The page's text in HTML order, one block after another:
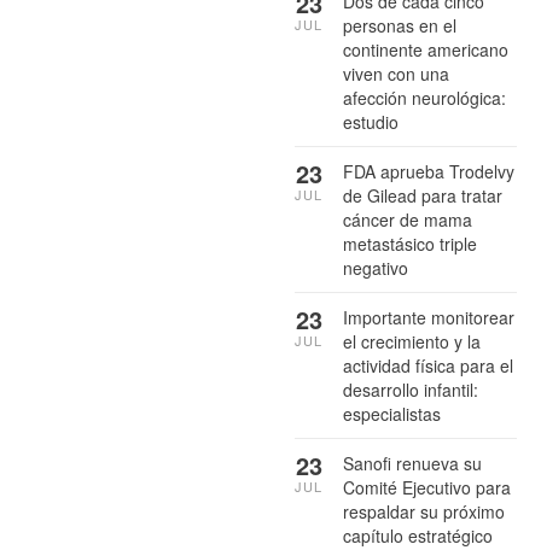
personas en el
continente americano
viven con una
afección neurológica:
estudio
JUL
FDA aprueba Trodelvy
de Gilead para tratar
cáncer de mama
metastásico triple
negativo
23
JUL
Importante monitorear
el crecimiento y la
actividad física para el
desarrollo infantil:
especialistas
23
JUL
Sanofi renueva su
Comité Ejecutivo para
respaldar su próximo
capítulo estratégico
23
JUL